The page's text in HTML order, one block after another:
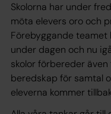
Skolorna har under
möta elevers oro och
Förebyggande teamet
under dagen och nu
skolor förbereder
beredskap för samtal
eleverna kommer